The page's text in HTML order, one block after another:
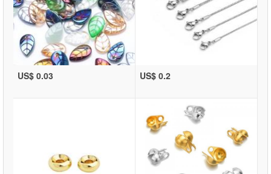
US$ 0.03 US$ 0.2